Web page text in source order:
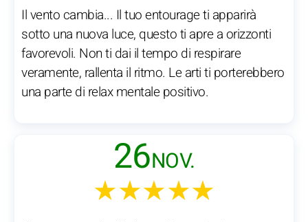
Il vento cambia... Il tuo entourage ti apparirà
sotto una nuova luce, questo ti apre a orizzonti
favorevoli. Non ti dai il tempo di respirare
veramente, rallenta il ritmo. Le arti ti porterebbero
una parte di relax mentale positivo.
26NOV.
★★★★★